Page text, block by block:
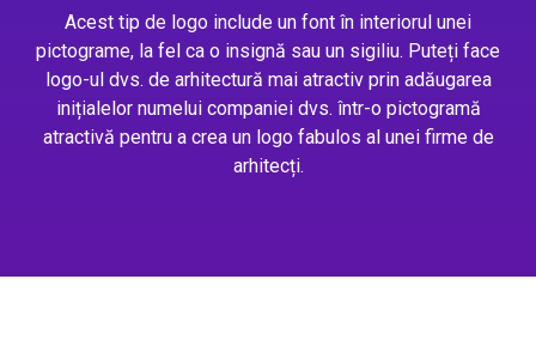
Acest tip de logo include un font în interiorul unei
pictograme, la fel ca o insignă sau un sigiliu. Puteți face
logo-ul dvs. de arhitectură mai atractiv prin adăugarea
inițialelor numelui companiei dvs. într-o pictogramă
atractivă pentru a crea un logo fabulos al unei firme de
arhitecți.